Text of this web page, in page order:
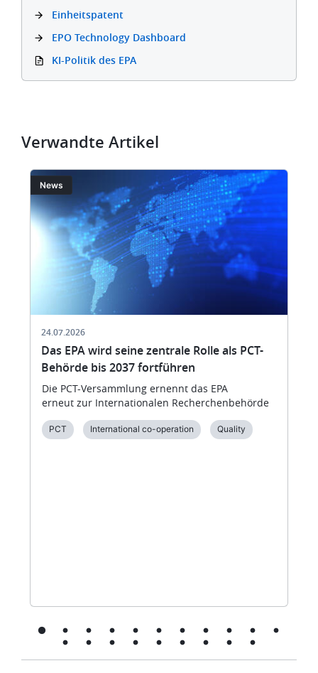
​Einheitspatent
EPO Technology Dashboard
​KI-Politik des EPA
Verwandte Artikel
BildNews
24.07.2026
Das EPA wird seine zentrale Rolle als PCT-
Behörde bis 2037 fortführen
Die PCT-Versammlung ernennt das EPA
erneut zur Internationalen Recherchenbehörde
PCT International co-operation Quality